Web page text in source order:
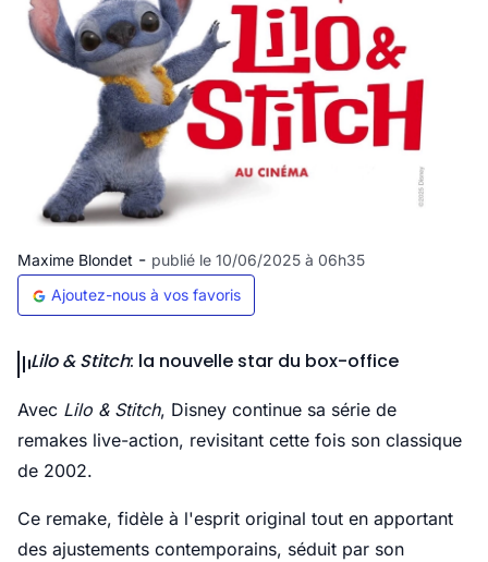
Maxime Blondet - publié le 10/06/2025 à 06h35
Ajoutez-nous à vos favoris
Lilo & Stitch: la nouvelle star du box-office
Avec Lilo & Stitch, Disney continue sa série de
remakes live-action, revisitant cette fois son classique
de 2002.
Ce remake, fidèle à l'esprit original tout en apportant
des ajustements contemporains, séduit par son